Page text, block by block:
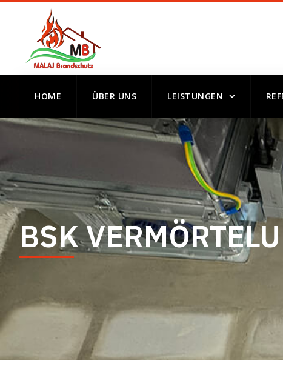
HOME ÜBER UNS LEISTUNGEN
BSK